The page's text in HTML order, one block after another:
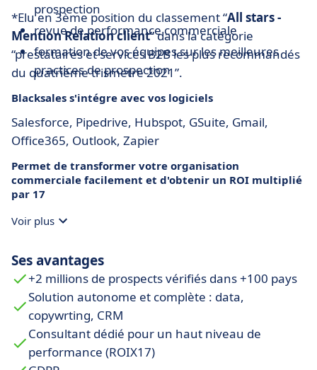
prospection
revue de performance commerciale
formation de vos équipes sur les meilleures
practices de prospection
*Elu en 3ème position du classement “All stars -
Mention Relation client” dans la catégorie
“prestataires et services B2B les plus recommandés
du quatrième trismetre 2021”.
Blacksales s'intégre avec vos logiciels
Salesforce, Pipedrive, Hubspot, GSuite, Gmail,
Office365, Outlook, Zapier
Permet de transformer votre organisation
commerciale facilement et d'obtenir un ROI multiplié
par 17
Voir plus
Ses avantages
+2 millions de prospects vérifiés dans +100 pays
Solution autonome et complète : data,
copywrting, CRM
Consultant dédié pour un haut niveau de
performance (ROIX17)